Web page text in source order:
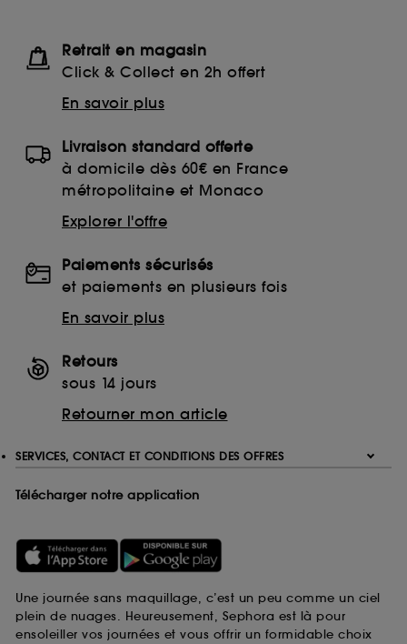
Retrait en magasin
Click & Collect en 2h offert
En savoir plus
Livraison standard offerte
à domicile dès 60€ en France
métropolitaine et Monaco
Explorer l'offre
Paiements sécurisés
et paiements en plusieurs fois
En savoir plus
Retours
sous 14 jours
Retourner mon article
SERVICES, CONTACT ET CONDITIONS DES OFFRES
Télécharger notre application
Une journée sans maquillage, c’est un peu comme un ciel
plein de nuages. Heureusement, Sephora est là pour
ensoleiller vos journées et vous offrir un formidable choix